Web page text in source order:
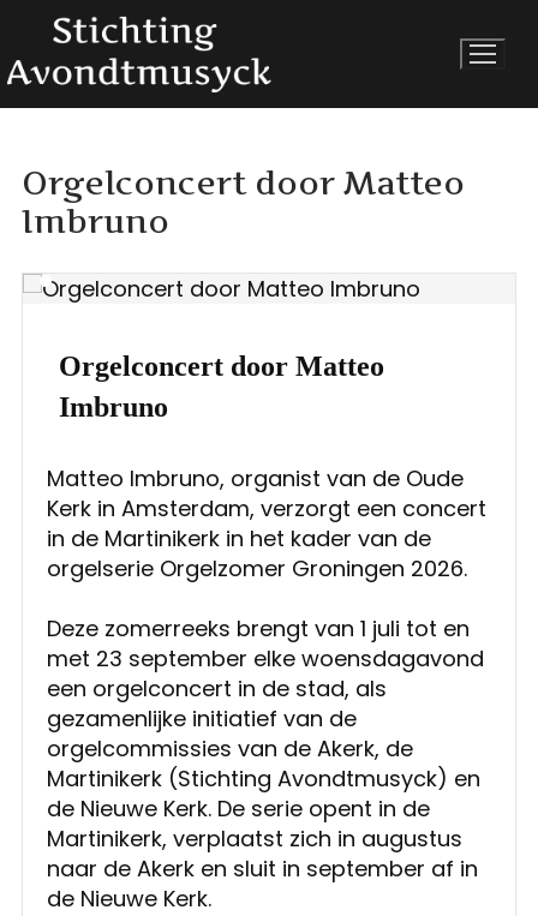
de
Orgelconcert door Matteo
Imbruno
Orgelconcert door Matteo
Imbruno
Matteo Imbruno, organist van de Oude
Kerk in Amsterdam, verzorgt een concert
in de Martinikerk in het kader van de
orgelserie Orgelzomer Groningen 2026.
Deze zomerreeks brengt van 1 juli tot en
met 23 september elke woensdagavond
een orgelconcert in de stad, als
gezamenlijke initiatief van de
orgelcommissies van de Akerk, de
Martinikerk (Stichting Avondtmusyck) en
de Nieuwe Kerk. De serie opent in de
Martinikerk, verplaatst zich in augustus
naar de Akerk en sluit in september af in
de Nieuwe Kerk.